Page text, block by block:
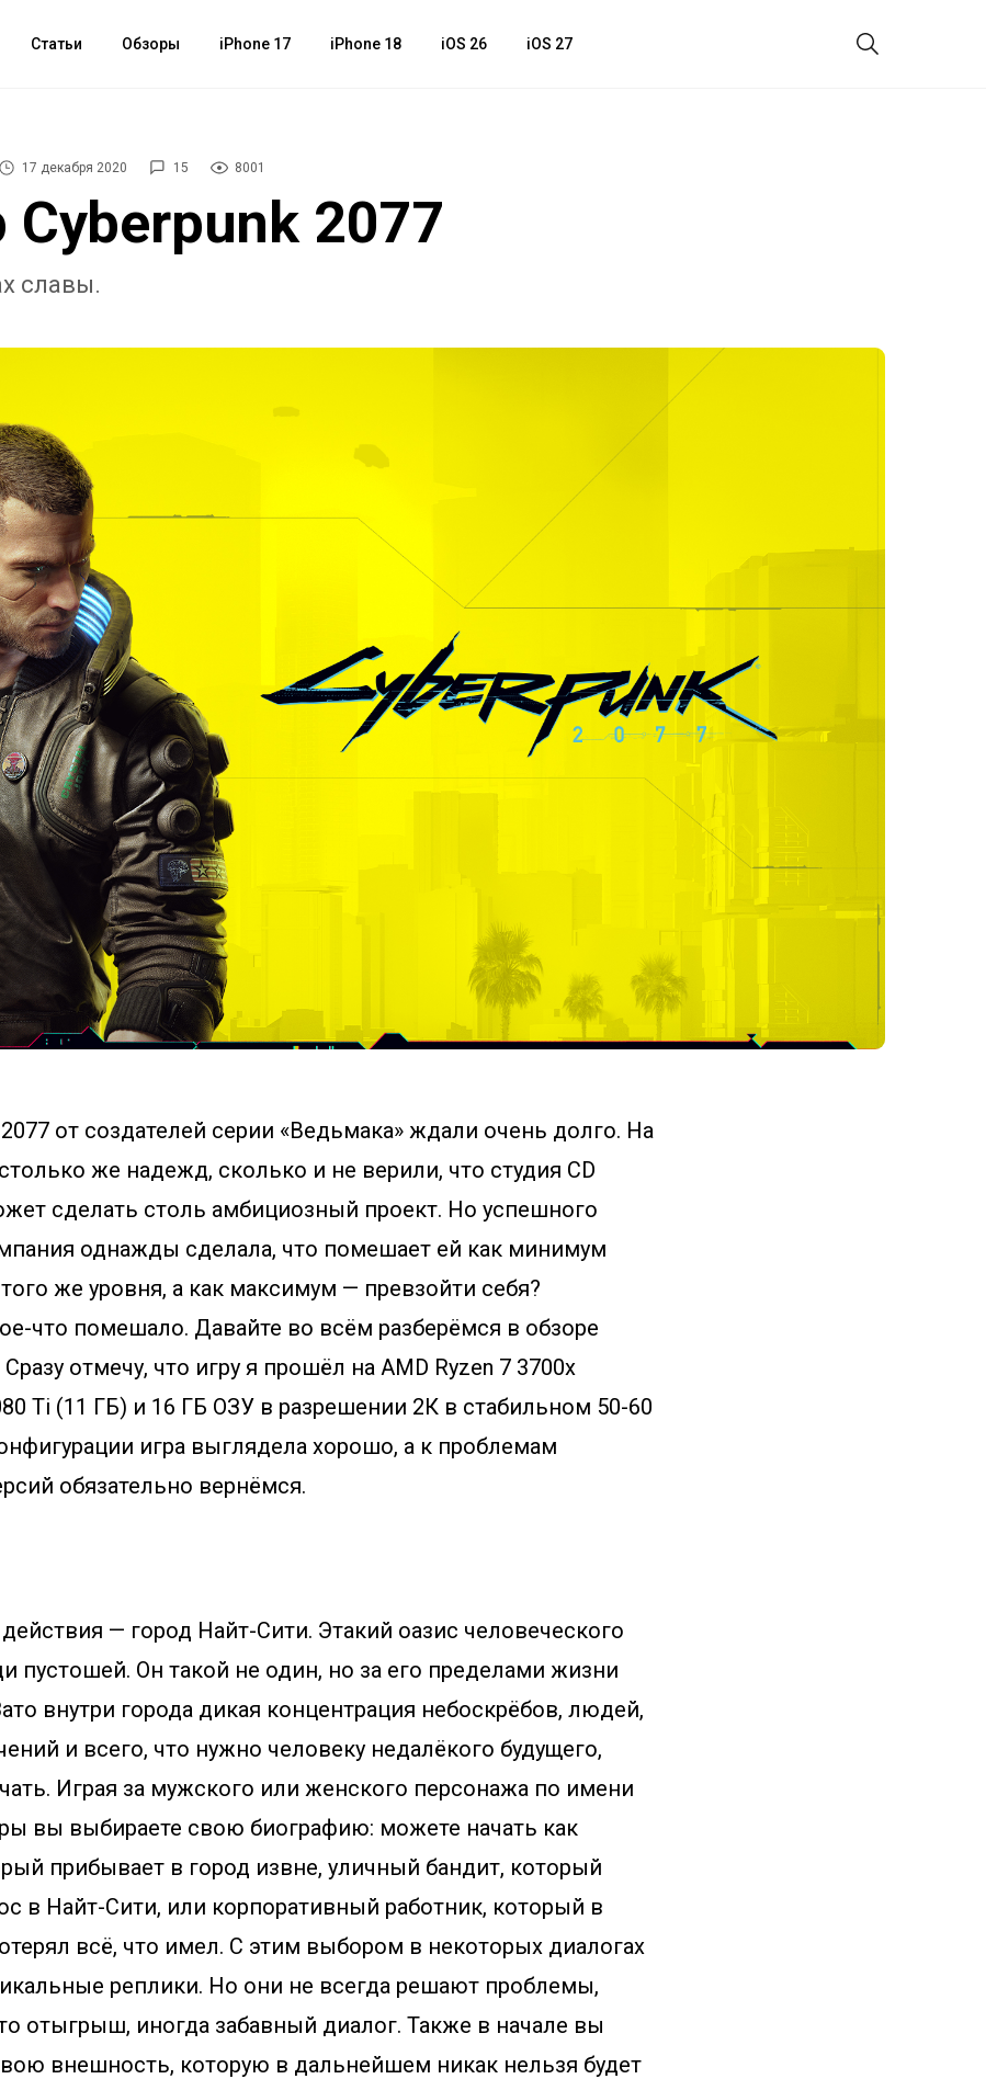
Статьи Обзоры iPhone 17 iPhone 18 iOS 26 iOS 27
17 декабря 2020 15 8001
Cyberpunk 2077
славы.
2077 от создателей серии «Ведьмака» ждали очень долго. На
же надежд, сколько и не верили, что студия CD
сделать столь амбициозный проект. Но успешного
однажды сделала, что помешает ей как минимум
же уровня, а как максимум — превзойти себя?
что помешало. Давайте во всём разберёмся в обзоре
Сразу отмечу, что игру я прошёл на AMD Ryzen 7 3700x
Ti (11 ГБ) и 16 ГБ ОЗУ в разрешении 2К в стабильном 50-60
игра выглядела хорошо, а к проблемам
обязательно вернёмся.
— город Найт-Сити. Этакий оазис человеческого
пустошей. Он такой не один, но за его пределами жизни
внутри города дикая концентрация небоскрёбов, людей,
и всего, что нужно человеку недалёкого будущего,
Играя за мужского или женского персонажа по имени
вы выбираете свою биографию: можете начать как
прибывает в город извне, уличный бандит, который
в Найт-Сити, или корпоративный работник, который в
всё, что имел. С этим выбором в некоторых диалогах
реплики. Но они не всегда решают проблемы,
отыгрыш, иногда забавный диалог. Также в начале вы
внешность, которую в дальнейшем никак нельзя будет